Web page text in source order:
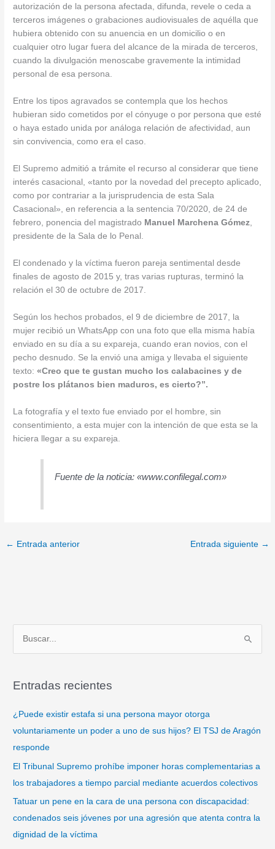
autorización de la persona afectada, difunda, revele o ceda a
terceros imágenes o grabaciones audiovisuales de aquélla que
hubiera obtenido con su anuencia en un domicilio o en
cualquier otro lugar fuera del alcance de la mirada de terceros,
cuando la divulgación menoscabe gravemente la intimidad
personal de esa persona.
Entre los tipos agravados se contempla que los hechos
hubieran sido cometidos por el cónyuge o por persona que esté
o haya estado unida por análoga relación de afectividad, aun
sin convivencia, como era el caso.
El Supremo admitió a trámite el recurso al considerar que tiene
interés casacional, «tanto por la novedad del precepto aplicado,
como por contrariar a la jurisprudencia de esta Sala
Casacional», en referencia a la sentencia 70/2020, de 24 de
febrero, ponencia del magistrado Manuel Marchena Gómez,
presidente de la Sala de lo Penal.
El condenado y la víctima fueron pareja sentimental desde
finales de agosto de 2015 y, tras varias rupturas, terminó la
relación el 30 de octubre de 2017.
Según los hechos probados, el 9 de diciembre de 2017, la
mujer recibió un WhatsApp con una foto que ella misma había
enviado en su día a su expareja, cuando eran novios, con el
pecho desnudo. Se la envió una amiga y llevaba el siguiente
texto:«Creo que te gustan mucho los calabacines y de
postre los plátanos bien maduros, es cierto?”.
La fotografía y el texto fue enviado por el hombre, sin
consentimiento, a esta mujer con la intención de que esta se la
hiciera llegar a su expareja.
Fuente de la noticia: «www.confilegal.com»
← Entrada anterior Entrada siguiente →
c
Entradas recientes
¿Puede existir estafa si una persona mayor otorga
voluntariamente un poder a uno de sus hijos? El TSJ de Aragón
responde
El Tribunal Supremo prohíbe imponer horas complementarias a
los trabajadores a tiempo parcial mediante acuerdos colectivos
Tatuar un pene en la cara de una persona con discapacidad:
condenados seis jóvenes por una agresión que atenta contra la
dignidad de la víctima